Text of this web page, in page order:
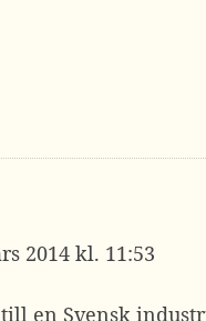
2014 kl. 11:53
till en Svensk